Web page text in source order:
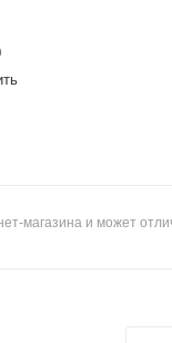
магазина и может